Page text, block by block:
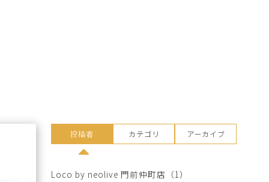
投稿者 カテゴリ アーカイブ
Loco by neolive 門前仲町店 （1）